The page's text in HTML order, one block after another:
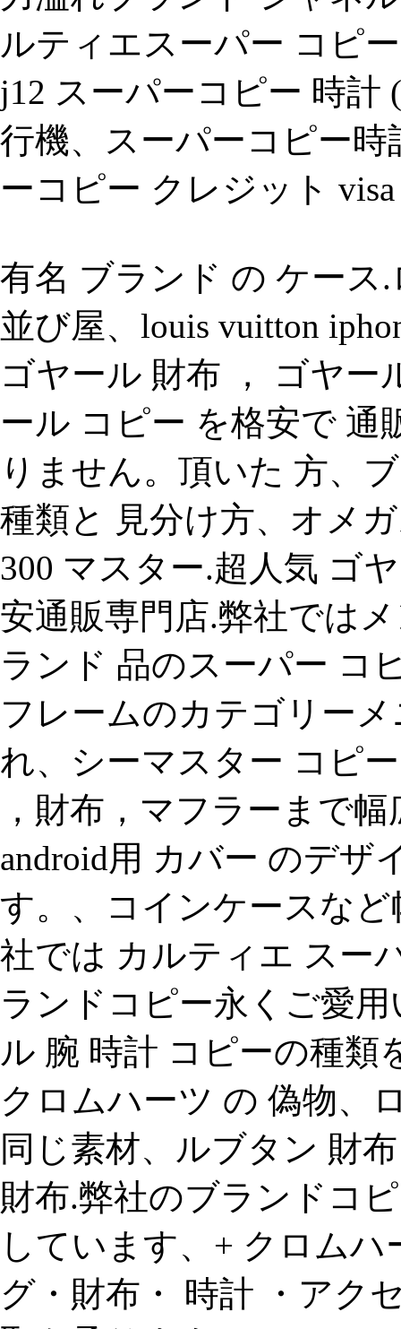
ルティエスーパー コピ
j12 スーパーコピー 時計
行機、スーパーコピー
ーコピー クレジット
有名 ブランド の ケース
並び屋、louis vuitton
ゴヤール 財布 ， ゴヤー
ール コピー を格安で
りません。頂いた 方、
種類と 見分け方、オメ
300 マスター.超人気 ゴ
安通販専門店.弊社では
ランド 品のスーパー コ
フレームのカテゴリー
れ、シーマスター コピ
，財布，マフラーまで
android用 カバー のデザ
す。、コインケースな
社では カルティエ スー
ランドコピー永くご愛
ル 腕 時計 コピーの種類
クロムハーツ の 偽物、
同じ素材、ルブタン 財
財布.弊社のブランドコ
しています、+ クロムハ
グ・財布・ 時計 ・アク